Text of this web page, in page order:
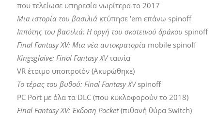
που τελείωσε υπηρεσία νωρίτερα το 2017
Μια ιστορία του βασιλιά κτύπησε 'em επάνω spinoff
Ιππότης του βασιλιά: Η οργή του σκοτεινού δράκου spinoff
Final Fantasy XV: Μια νέα αυτοκρατορία mobile spinoff
Kingsglaive: Final Fantasy XVταινία
VR έτοιμο υποπροϊόν (Ακυρώθηκε)
Το τέρας του βυθού: Final Fantasy XVspinoff
PC Port με όλα τα DLC (που κυκλοφορούν το 2018)
Final Fantasy XV: Έκδοση Pocket(πιθανή θύρα Switch)